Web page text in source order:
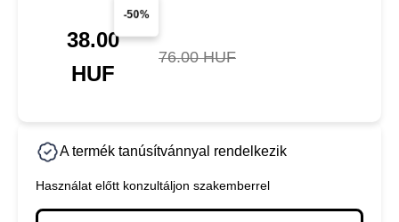
-50%
38.00
HUF
76.00 HUF
A termék tanúsítvánnyal rendelkezik
Használat előtt konzultáljon szakemberrel